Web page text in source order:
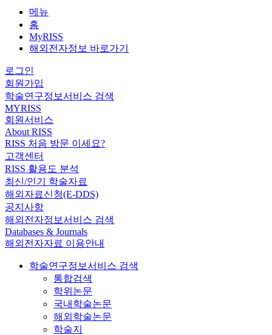
메뉴
홈
MyRISS
해외전자정보 바로가기
로그인
회원가입
학술연구정보서비스 검색
MYRISS
회원서비스
About RISS
RISS 처음 방문 이세요?
고객센터
RISS 활용도 분석
최신/인기 학술자료
해외자료신청(E-DDS)
공지사항
해외전자정보서비스 검색
Databases & Journals
해외전자자료 이용안내
학술연구정보서비스 검색
통합검색
학위논문
국내학술논문
해외학술논문
학술지